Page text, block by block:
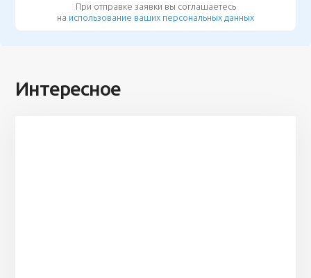
При отправке заявки вы соглашаетесь
на использование ваших персональных данных
Интересное